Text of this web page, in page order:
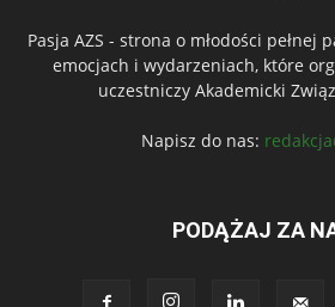
Pasja AZS - strona o młodości pełnej
emocjach i wydarzeniach, które
uczestniczy Akademicki
Napisz do nas:
PODĄŻAJ ZA